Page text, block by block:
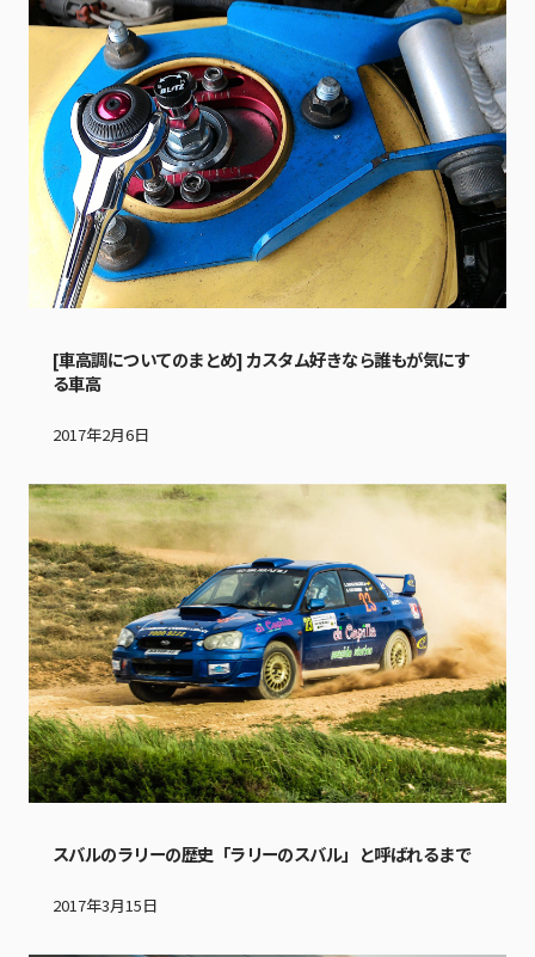
[車高調についてのまとめ] カスタム好きなら誰もが気にす
る車高
2017年2月6日
スバルのラリーの歴史「ラリーのスバル」と呼ばれるまで
2017年3月15日